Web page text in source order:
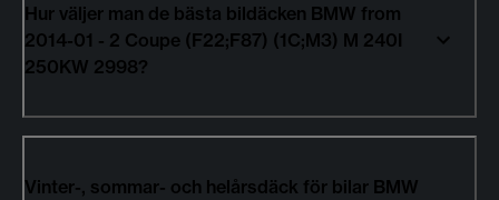
Hur väljer man de bästa bildäcken BMW from
2014-01 - 2 Coupe (F22;F87) (1C;M3) M 240I
250KW 2998?
Vinter-, sommar- och helårsdäck för bilar BMW